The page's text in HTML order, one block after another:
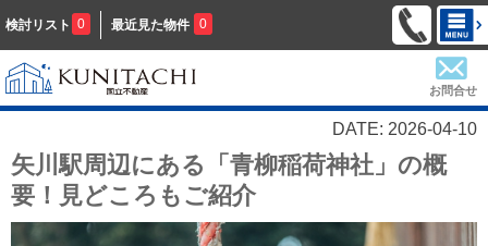
検討リスト 0 最近見た物件 0
お問合せ
DATE: 2026-04-10
矢川駅周辺にある「青柳稲荷神社」の概
要！見どころもご紹介